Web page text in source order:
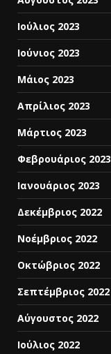
Ιούλιος 2023
Ιούνιος 2023
Μάιος 2023
Απρίλιος 2023
Μάρτιος 2023
Φεβρουάριος 2023
Ιανουάριος 2023
Δεκέμβριος 2022
Νοέμβριος 2022
Οκτώβριος 2022
Σεπτέμβριος 2022
Αύγουστος 2022
Ιούλιος 2022